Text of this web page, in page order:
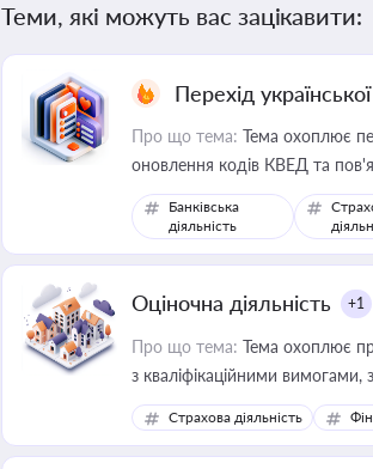
Теми, які можуть вас зацікавити:
Перехід
Про що тема: Тема охоплює
оновлення кодів КВЕД та
Банківська
діяльність
Оціночна діяльність +1
Про що тема: Тема охоплює
з кваліфікаційними вимогами,
медійних змін у цій сфері
приватизації, оренди
Страхова діяльність